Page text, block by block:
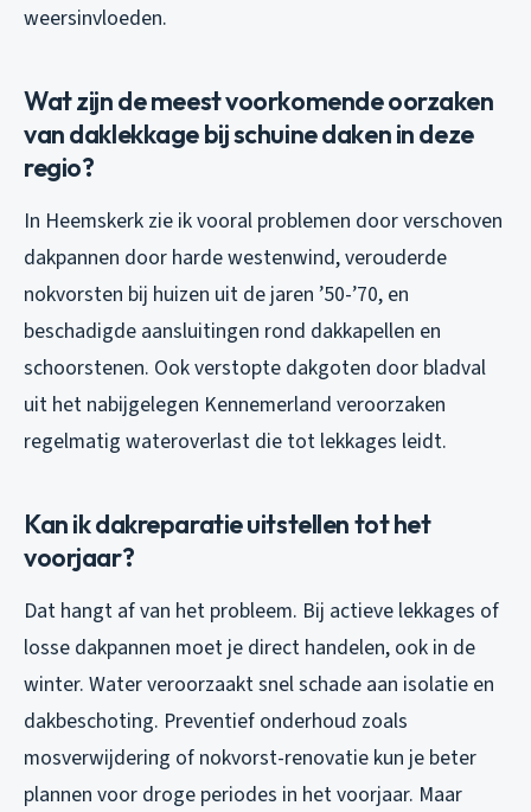
weersinvloeden.
Wat zijn de meest voorkomende oorzaken
van daklekkage bij schuine daken in deze
regio?
In Heemskerk zie ik vooral problemen door verschoven
dakpannen door harde westenwind, verouderde
nokvorsten bij huizen uit de jaren ’50-’70, en
beschadigde aansluitingen rond dakkapellen en
schoorstenen. Ook verstopte dakgoten door bladval
uit het nabijgelegen Kennemerland veroorzaken
regelmatig wateroverlast die tot lekkages leidt.
Kan ik dakreparatie uitstellen tot het
voorjaar?
Dat hangt af van het probleem. Bij actieve lekkages of
losse dakpannen moet je direct handelen, ook in de
winter. Water veroorzaakt snel schade aan isolatie en
dakbeschoting. Preventief onderhoud zoals
mosverwijdering of nokvorst-renovatie kun je beter
plannen voor droge periodes in het voorjaar. Maar